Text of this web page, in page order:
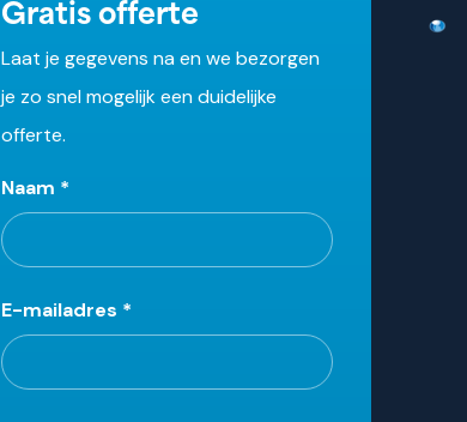
Gratis offerte
Laat je gegevens na en we bezorgen
je zo snel mogelijk een duidelijke
offerte.
Leave
this
field
blank
Naam *
E-mailadres *